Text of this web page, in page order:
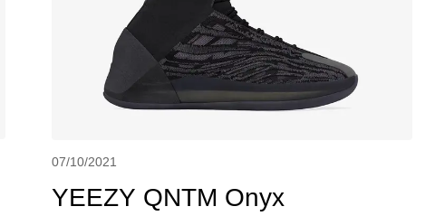
07/10/2021
YEEZY QNTM Onyx